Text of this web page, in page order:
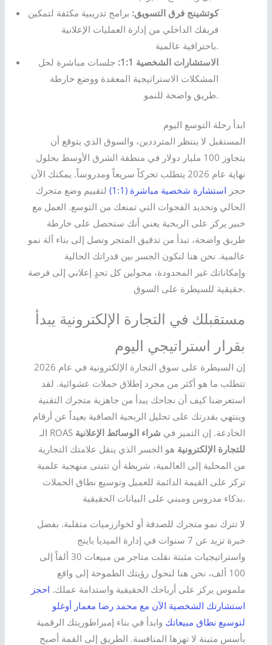
كوتشينج فرق التسويق: برامج تدريبية مكثفة لتمكين
فريقك الداخلي من إدارة العمليات الإعلانية
باحترافية عالمية.
الاستشارات الشخصية 1:1:
جلسات مباشرة لحل
المشكلات الاستراتيجية المعقدة ووضع خارطة
طريق واضحة للنمو.
ابدأ رحلة التوسع اليوم
المستقبل لا ينتظر المترددين، والسوق الذي يتوقع أن
يتجاوز 100 مليار دولار في منطقة الشرق الأوسط بحلول
نهاية عام 2026 يتطلب تحركاً سريعاً ومدروساً. يمكنك الآن
حجز استشارة شخصية مباشرة (1:1)
لتقييم وضع متجرك
الحالي وتحديد الفجوات التي تمنعك من التوسع. العمل مع
خبير يركز على الربحية يعني أنك ستحصل على خارطة
طريق واضحة، تبدأ من تدقيق المتجر وتصل إلى بناء آلة نمو
عالمية. نحن هنا لنكون الجسر بين قدراتك الحالية
وإمكاناتك غير المحدودة، محولين كل تحدٍ إعلاني إلى فرصة
حقيقية للسيطرة على السوق.
مستقبلك في التجارة الإلكترونية يبدأ
بقرار استراتيجي اليوم
إن السيطرة على سوق التجارة الإلكترونية في عام 2026
تتطلب ما هو أكثر من مجرد إطلاق حملات عشوائية. لقد
استعرضنا كيف أن نجاحك يبدأ من جاهزية متجرك التقنية
وينتهي بقدرتك على تحليل الربحية الصافية بعيداً عن أرقام
الـ ROAS الخادعة. إن التميز في شراء الوسائط الإعلانية
للتجارة الإلكترونية هو الجسر الذي ينقل علامتك التجارية
من المحلية إلى العالمية، شريطة أن تتبنى منهجية علمية
تركز على القيمة الدائمة للعميل وتوسيع نطاق الحملات
بذكاء مدروس ومبني على البيانات الحقيقية.
لا تترك نمو متجرك للصدفة أو لخوارزميات متقلبة. بفضل
خبرة تزيد عن 7 سنوات في إدارة الميديا باينج
واستراتيجيات مثبتة نقلت متاجر من مبيعات 30 ألفاً إلى
100 ألف، نحن هنا لنحول رؤيتك الطموحة إلى واقع
ملموس يركز على أرباحك الحقيقية واستدامة عملك. احجز
استشارتك الشخصية الآن مع محمد رضا معمار أوغلو
لتوسيع نطاق مبيعاتك وابدأ في بناء إمبراطوريتك الرقمية
بأسس متينة لا تهزها المنافسة. الطريق إلى القمة أصبح